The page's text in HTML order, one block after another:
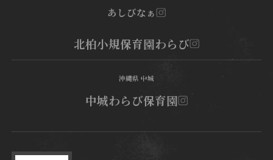
あしびなぁ
北柏小規保育園わらび
沖縄県 中城
中城わらび保育園